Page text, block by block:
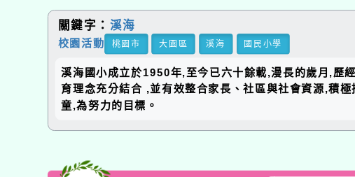
關鍵字： 溪海
校園活動 桃園市 大園區 溪海 國民小學
溪海國小成立於1950年,至今已六十餘載,漫長的歲月,歷
育理念充分結合 ,並有效整合家長、社區與社會資源,積
童,為努力的目標。